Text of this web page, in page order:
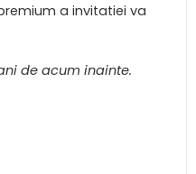
a invitatiei va
de acum inainte.